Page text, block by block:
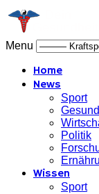
Menu
Home
News
Sport
Politik
Wissen
Sport